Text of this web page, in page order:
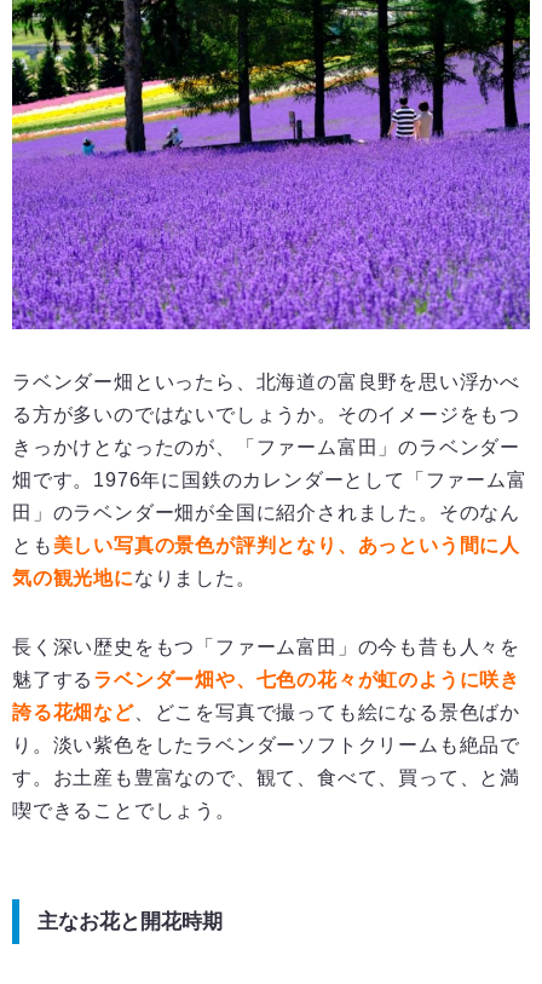
ラベンダー畑といったら、北海道の富良野を思い浮かべ
る方が多いのではないでしょうか。そのイメージをもつ
きっかけとなったのが、「ファーム富田」のラベンダー
畑です。1976年に国鉄のカレンダーとして「ファーム富
田」のラベンダー畑が全国に紹介されました。そのなん
とも 美しい写真の景色が評判となり、あっという間に人
気の観光地になりました。
長く深い歴史をもつ「ファーム富田」の今も昔も人々を
魅了する ラベンダー畑や、七色の花々が虹のように咲き
誇る花畑など、どこを写真で撮っても絵になる景色ばか
り。淡い紫色をしたラベンダーソフトクリームも絶品で
す。お土産も豊富なので、観て、食べて、買って、と満
喫できることでしょう。
主なお花と開花時期